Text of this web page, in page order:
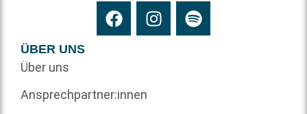
ÜBER UNS
Über uns
Ansprechpartner:innen